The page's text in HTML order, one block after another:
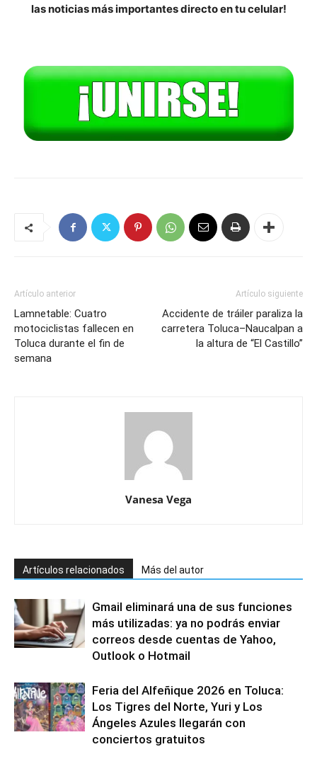
las noticias más importantes directo en tu celular!
Artículo anterior
Lamnetable: Cuatro
motociclistas fallecen en
Toluca durante el fin de
semana
Artículo siguiente
Accidente de tráiler paraliza la
carretera Toluca–Naucalpan a
la altura de “El Castillo”
Vanesa Vega
Artículos relacionados Más del autor
Gmail eliminará una de sus funciones
más utilizadas: ya no podrás enviar
correos desde cuentas de Yahoo,
Outlook o Hotmail
Feria del Alfeñique 2026 en Toluca:
Los Tigres del Norte, Yuri y Los
Ángeles Azules llegarán con
conciertos gratuitos